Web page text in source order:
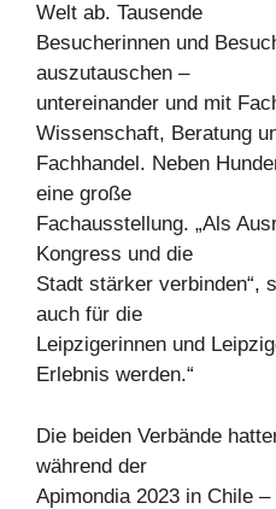
Welt ab. Tausende
Besucherinnen und
auszutauschen –
untereinander und mit
Wissenschaft, Beratung
Fachhandel. Neben
eine große
Fachausstellung. „Als
Kongress und die
Stadt stärker verbinden“,
auch für die
Leipzigerinnen und
Erlebnis werden.“
Die beiden Verbände
während der
Apimondia 2023 in Chile